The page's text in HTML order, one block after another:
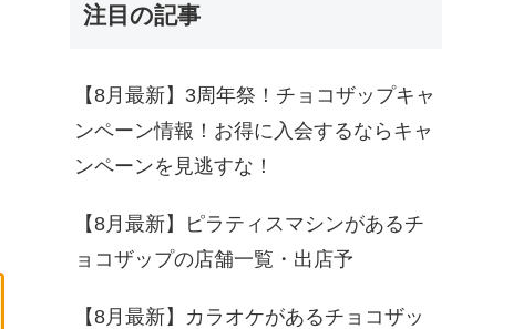
注目の記事
【8月最新】3周年祭！チョコザップキャ
ンペーン情報！お得に入会するならキャ
ンペーンを見逃すな！
【8月最新】ピラティスマシンがあるチ
ョコザップの店舗一覧・出店予
【8月最新】カラオケがあるチョコザッ